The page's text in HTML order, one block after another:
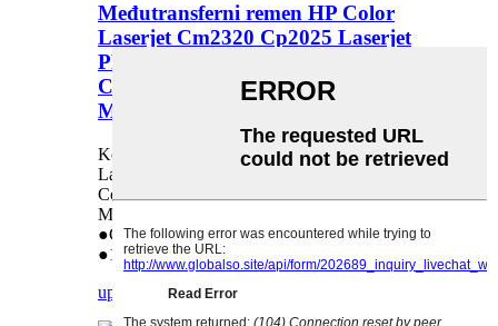
Međutransferni remen HP Color
Laserjet Cm2320 Cp2025 Laserjet
PRO 400 Color M451 M475 Canon
Color Imageclass Lbp7200 Lbp7660
Mf8350 Mf8380 Mf8580
Koristi se u: HP Color Laserjet CM2320 CP2025
Laserjet PRO 400 Color M451 M475 Canon
Color Imageclass Lbp7200 Lbp7660 Mf8350
Mf8380 Mf8580
●Garancija kvalitete: 18 mjeseci
●1:1 zamjena u slučaju problema s kvalitetom
upit